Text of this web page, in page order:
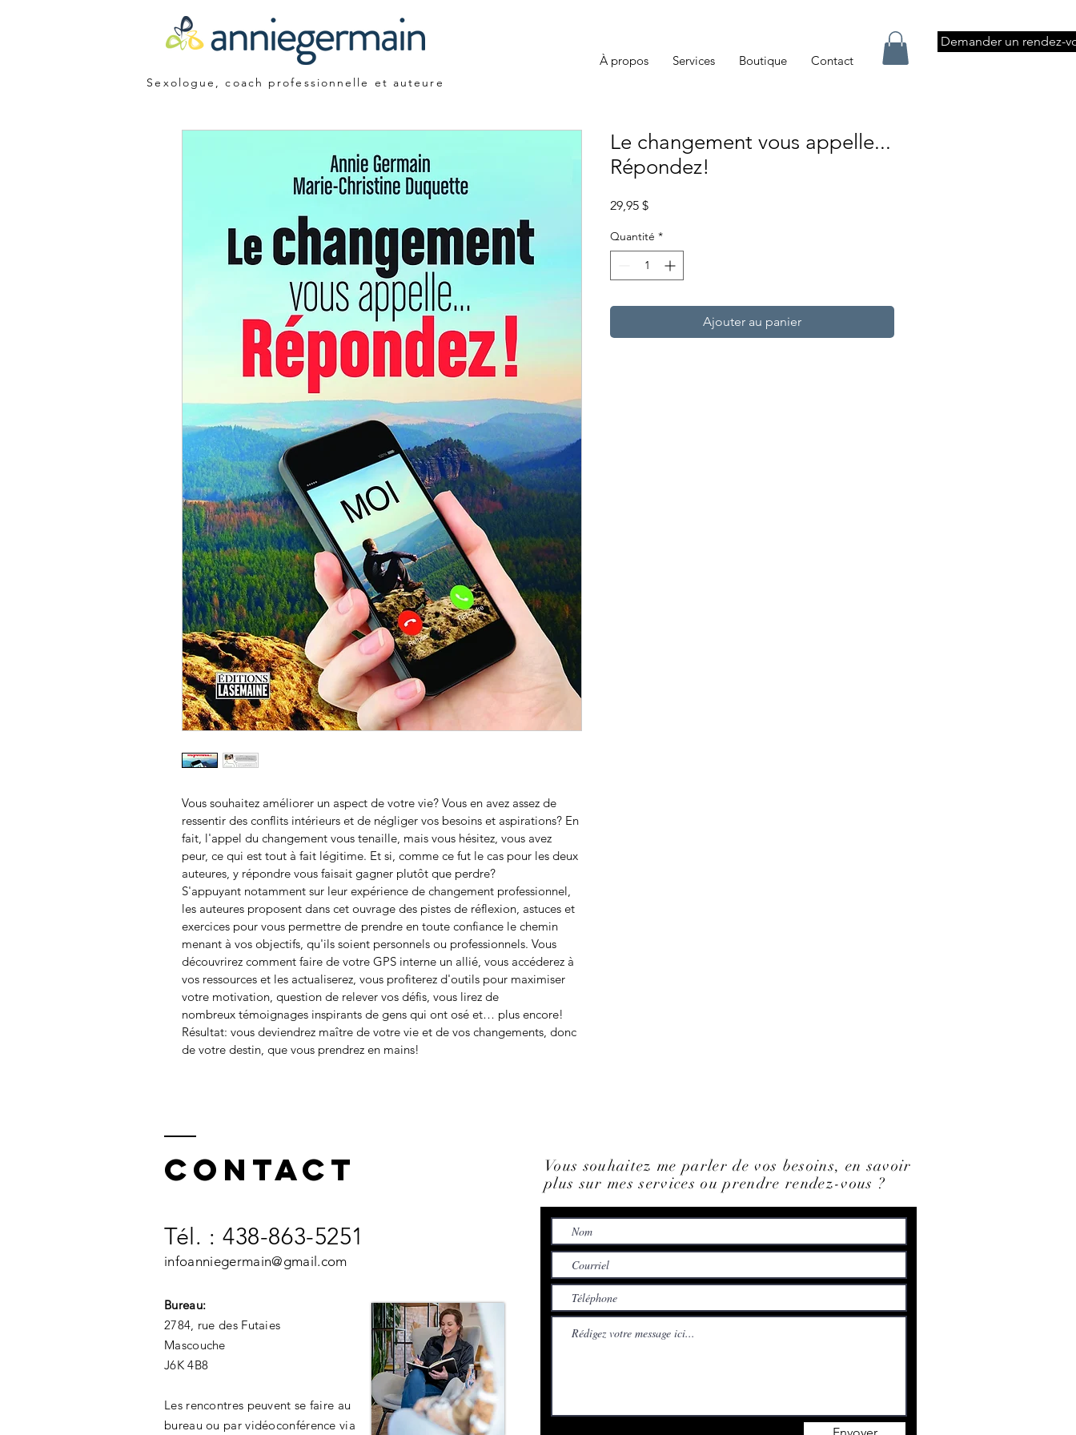
Sexologue, coach professionnelle et auteure
À propos Services Boutique Contact
Demander un rendez-
Vous souhaitez améliorer un aspect de votre vie? Vous en avez assez de
ressentir des conflits intérieurs et de négliger vos besoins et aspirations? En
fait, l'appel du changement vous tenaille, mais vous hésitez, vous avez
peur, ce qui est tout à fait légitime. Et si, comme ce fut le cas pour les deux
auteures, y répondre vous faisait gagner plutôt que perdre?
S'appuyant notamment sur leur expérience de changement professionnel,
les auteures proposent dans cet ouvrage des pistes de réflexion, astuces et
exercices pour vous permettre de prendre en toute confiance le chemin
menant à vos objectifs, qu'ils soient personnels ou professionnels. Vous
découvrirez comment faire de votre GPS interne un allié, vous accéderez à
vos ressources et les actualiserez, vous profiterez d'outils pour maximiser
votre motivation, question de relever vos défis, vous lirez de
nombreux témoignages inspirants de gens qui ont osé et… plus encore!
Résultat: vous deviendrez maître de votre vie et de vos changements, donc
de votre destin, que vous prendrez en mains!
Le changement vous appelle...
Répondez!
29,95 $Prix
Quantité *
Ajouter au panier
Contact
Vous souhaitez me parler de vos besoins, en savoir
plus sur mes services ou prendre rendez-vous ?
Tél. : 438-863-5251
infoanniegermain@gmail.com
Bureau:
2784, rue des Futaies
Mascouche
J6K 4B8
Les rencontres peuvent se faire au
bureau ou par vidéoconférence via